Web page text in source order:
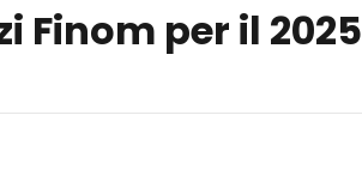
Finom per il 2025